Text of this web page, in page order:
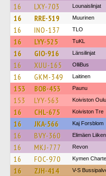
16 LXY-703 Lounaislinjat
16 RRE-519 Muurinen
16 INO-137 TLO
16 LYY-525 TuKL
16 GIO-916 Länsilinjat
16 XUU-165 OlliBus
16 GKM-349 Laitinen
153 BOB-453 Paunu
153 LYY-563 Koiviston Oulu
16 CHL-675 Koiviston Tre
16 JKA-566 Kaj Forsblom
16 BVY-360 Elimäen
16 MKJ-777 Revon
16 FOC-970 Kymen
16 ZJH-414 V-S